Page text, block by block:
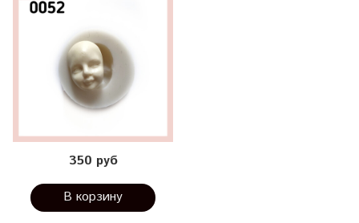
350 руб
В корзину